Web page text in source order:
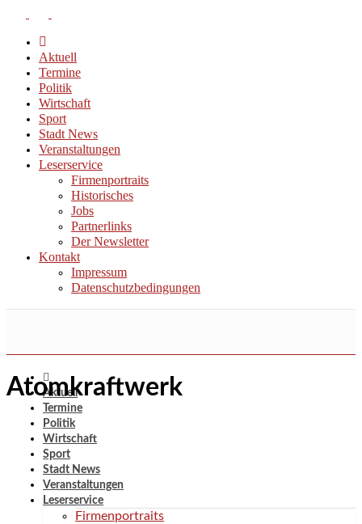
Aktuell
Termine
Politik
Wirtschaft
Sport
Stadt News
Veranstaltungen
Leserservice
Firmenportraits
Historisches
Jobs
Partnerlinks
Der Newsletter
Kontakt
Impressum
Datenschutzbedingungen
Aktuell
Termine
Politik
Wirtschaft
Sport
Stadt News
Veranstaltungen
Leserservice
Firmenportraits
Atomkraftwerk